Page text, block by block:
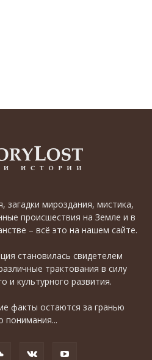
загадки мироздания, мистика,
происшествия на Земле и в
– всё это на нашем сайте.
становилась свидетелем
трактования в силу
и культурного развития.
факты остаются за гранью
понимания...